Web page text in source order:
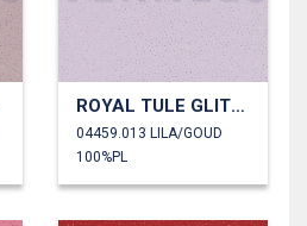
ROYAL TULE GLITTER
04459.013 LILA/GOUD
100%PL